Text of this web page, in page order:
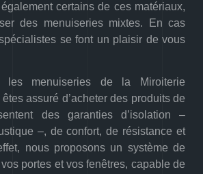
certains de ces matériaux,
des menuiseries mixtes. En cas
se font un plaisir de vous
les menuiseries de la Miroiterie
assuré d’acheter des produits de
des garanties d’isolation –
–, de confort, de résistance et
nous proposons un système de
portes et vos fenêtres, capable de